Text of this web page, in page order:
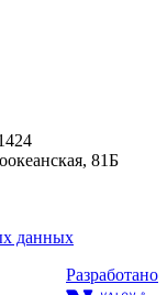
81Б
данных
Разработано